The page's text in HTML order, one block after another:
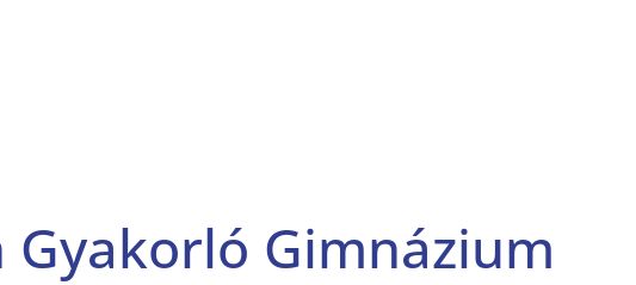
Gyakorló Gimnázium